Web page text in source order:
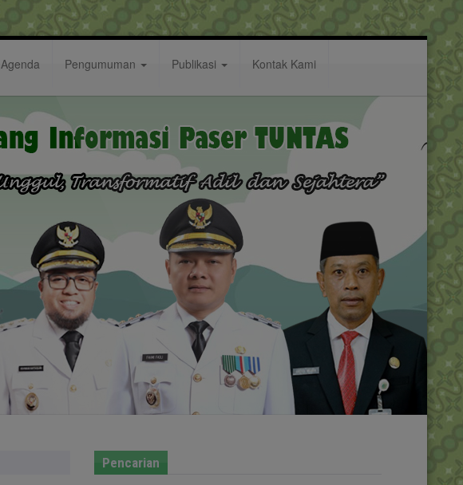
Agenda Pengumuman Publikasi Kontak Kami
Pencarian